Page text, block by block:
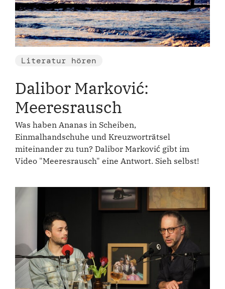
Literatur hören
Dalibor Marković:
Meeresrausch
Was haben Ananas in Scheiben,
Einmalhandschuhe und Kreuzworträtsel
miteinander zu tun? Dalibor Marković gibt im
Video "Meeresrausch" eine Antwort. Sieh selbst!